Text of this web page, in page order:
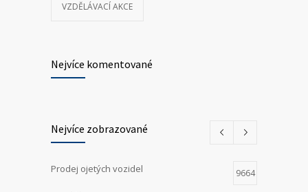
VZDĚLÁVACÍ AKCE
Nejvíce komentované
Nejvíce zobrazované
Prodej ojetých vozidel 9664